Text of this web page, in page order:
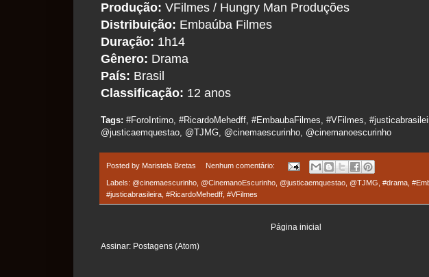
Produção: VFilmes / Hungry Man Produções
Distribuição: Embaúba Filmes
Duração: 1h14
Gênero: Drama
País: Brasil
Classificação: 12 anos
Tags: #ForoIntimo, #RicardoMehedff, #EmbaubaFilmes, #VFilmes,
@justicaemquestao, @TJMG, @cinemaescurinho, @cinemanoescurinho
Posted by Maristela Bretas Nenhum comentário:
Labels: @cinemaescurinho @CinemanoEscurinho @justicaemquestao @TJMG #drama
#justicabrasileira #RicardoMehedff #VFilmes
Página inicial
Assinar: Postagens (Atom)